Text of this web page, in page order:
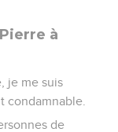
à
je me suis
condamnable.
de